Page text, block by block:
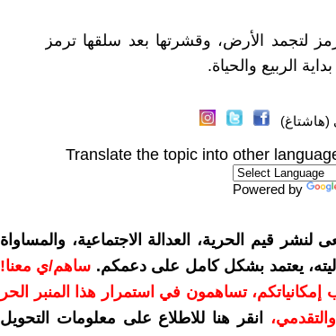
لتجمد الأرض، وقشرتها بعد سلقها ترمز
الربيع والحياة.
Translate the topic into other
Powered by
قيم الحرية، العدالة الاجتماعية، والمساواة
يعتمد بشكل كامل على دعمكم. ساهم/ي معنا!
أكثر حسب إمكانياتكم، تساهمون في استمرار هذا المنبر الحر
،
انقر هنا للاطلاع على معلومات التحويل